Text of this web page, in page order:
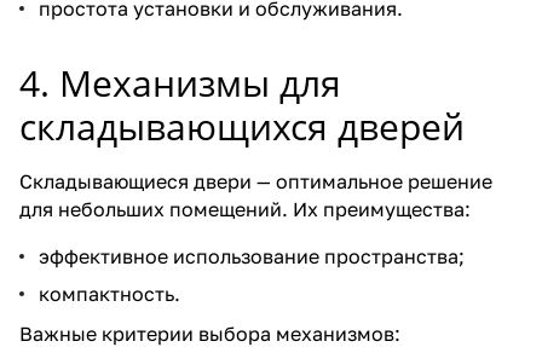
простота установки и обслуживания.
4. Механизмы для
складывающихся дверей
Складывающиеся двери — оптимальное решение
для небольших помещений. Их преимущества:
эффективное использование пространства;
компактность.
Важные критерии выбора механизмов: